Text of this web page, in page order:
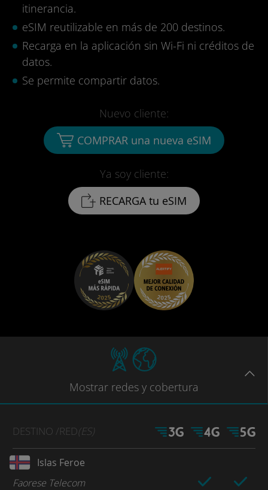
itinerancia.
eSIM reutilizable en más de 200 destinos.
Recarga en la aplicación sin Wi-Fi ni créditos de
datos.
Se permite compartir datos.
Ya soy cliente:
RECARGA tu eSIM
Nuevo cliente:
COMPRAR una nueva eSIM
Mostrar redes y cobertura
DESTINO /RED(ES)
Islas Feroe
Faorese Telecom